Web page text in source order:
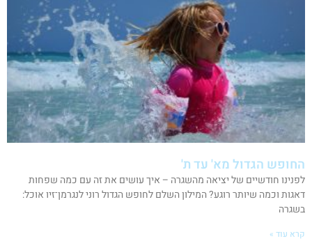
החופש הגדול מא' עד ת'
לפנינו חודשיים של יציאה מהשגרה – איך עושים את זה עם כמה שפחות
דאגות וכמה שיותר רוגע? המילון השלם לחופש הגדול רוני לנגרמן־זיו אוכל:
בשגרה
קרא עוד »